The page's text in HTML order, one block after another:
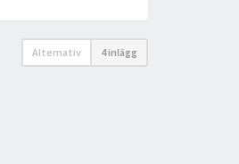
Alternativ 4 inlägg